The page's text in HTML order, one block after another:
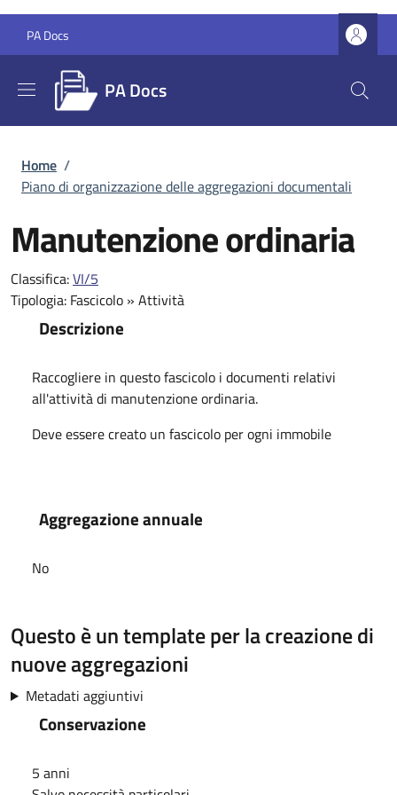
PA Docs
PA Docs
Briciole di pane
Home /
Piano di organizzazione delle aggregazioni documentali
Manutenzione ordinaria
Classifica:VI/5
Tipologia: Fascicolo » Attività
Descrizione
Raccogliere in questo fascicolo i documenti relativi
all'attività di manutenzione ordinaria.
Deve essere creato un fascicolo per ogni immobile
Aggregazione annuale
No
Questo è un template per la creazione di
nuove aggregazioni
Metadati aggiuntivi
Conservazione
5 anni